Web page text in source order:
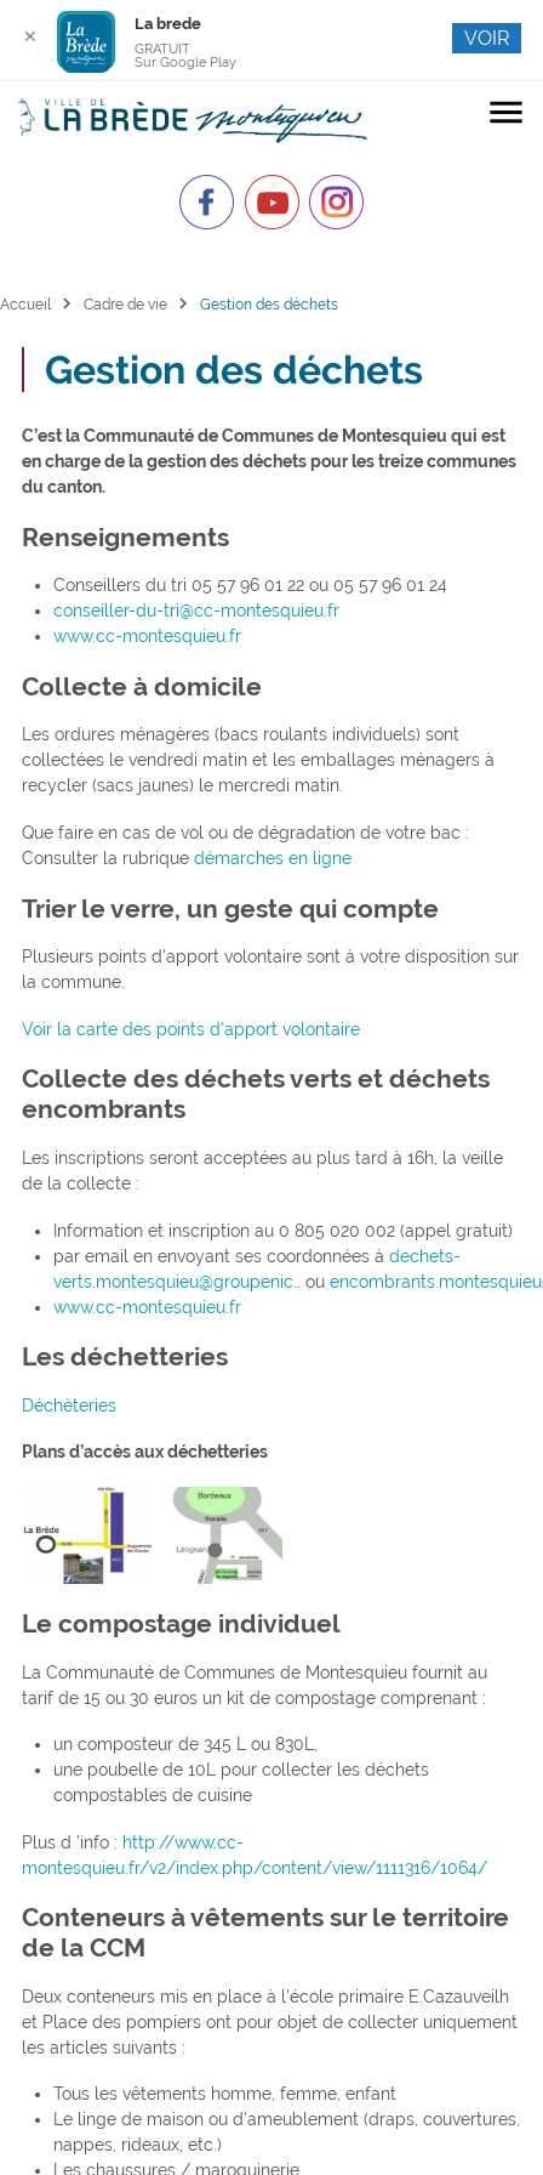
menu
Accueil chevron_right Cadre de vie chevron_right Gestion des déchets
Gestion des déchets
C’est la Communauté de Communes de Montesquieu qui est
en charge de la gestion des déchets pour les treize communes
du canton.
Renseignements
Conseillers du tri 05 57 96 01 22 ou 05 57 96 01 24
conseiller-du-tri@cc-montesquieu.fr
www.cc-montesquieu.fr
Collecte à domicile
Les ordures ménagères (bacs roulants individuels) sont
collectées le vendredi matin et les emballages ménagers à
recycler (sacs jaunes) le mercredi matin.
Que faire en cas de vol ou de dégradation de votre bac :
Consulter la rubrique démarches en ligne
Trier le verre, un geste qui compte
Plusieurs points d’apport volontaire sont à votre disposition sur
la commune.
Voir la carte des points d’apport volontaire
Collecte des déchets verts et déchets
encombrants
Les inscriptions seront acceptées au plus tard à 16h, la veille
de la collecte :
Information et inscription au 0 805 020 002 (appel gratuit)
par email en envoyant ses coordonnées à dechets-
verts.montesquieu@groupenic…
ou
www.cc-montesquieu.fr
Les déchetteries
Déchèteries
Plans d’accès aux déchetteries
Le compostage individuel
La Communauté de Communes de Montesquieu fournit au
tarif de 15 ou 30 euros un kit de compostage comprenant :
un composteur de 345 L ou 830L,
une poubelle de 10L pour collecter les déchets
compostables de cuisine
Plus d ’info : http://www.cc-
montesquieu.fr/v2/index.php/content/view/1111316/1064/
Conteneurs à vêtements sur le territoire
de la CCM
Deux conteneurs mis en place à l’école primaire E.Cazauveilh
et Place des pompiers ont pour objet de collecter uniquement
les articles suivants :
Tous les vêtements homme, femme, enfant
Le linge de maison ou d’ameublement (draps, couvertures,
nappes, rideaux, etc.)
Les chaussures / maroquinerie.
✕
La brede
GRATUIT
Sur Google Play
VOIR